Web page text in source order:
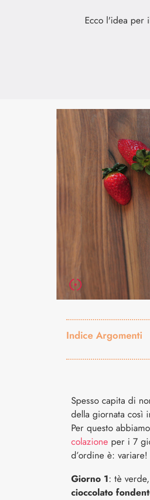
Ecco l'idea per
Indice Argomenti
Spesso capita di
della giornata così
Per questo
colazione per i 7
d’ordine è: variare!
Giorno 1: tè
cioccolato